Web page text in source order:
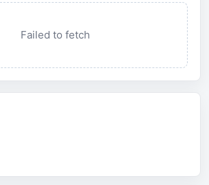
Failed to fetch